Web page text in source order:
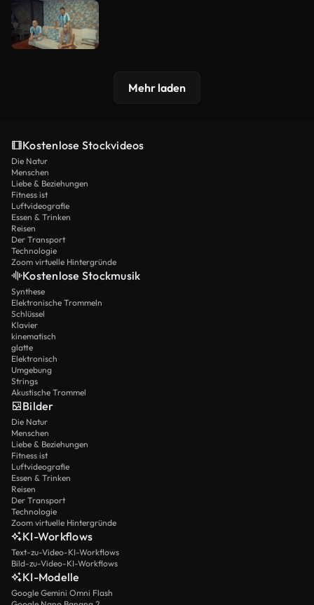
Mehr laden
Kostenlose Stockvideos
Die Natur
Menschen
Liebe & Beziehungen
Fitness ist
Luftvideografie
Essen & Trinken
Reisen
Der Transport
Technologie
Zoom virtuelle Hintergründe
Kostenlose Stockmusik
Synthese
Elektronische Trommeln
Schlüssel
Klavier
kinematisch
glatte
Elektronisch
Umgebung
Strings
Akustische Trommel
Bilder
Die Natur
Menschen
Liebe & Beziehungen
Fitness ist
Luftvideografie
Essen & Trinken
Reisen
Der Transport
Technologie
Zoom virtuelle Hintergründe
KI-Workflows
Text-zu-Video-KI-Workflows
Bild-zu-Video-KI-Workflows
KI-Modelle
Google Gemini Omni Flash